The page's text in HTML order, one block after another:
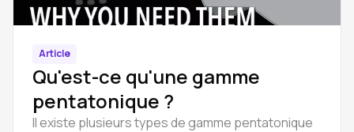
Article
Qu'est-ce qu'une gamme
pentatonique ?
Il existe plusieurs types de gamme pentatonique